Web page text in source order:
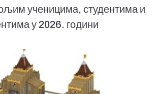
ученицима, студентима и
у 2026. години